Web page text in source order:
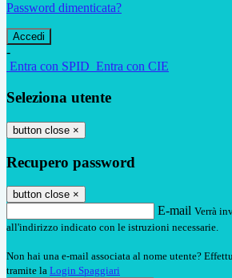
Password dimenticata?
-
Entra con SPID Entra con CIE
Seleziona utente
button close ×
Recupero password
button close ×
E-mail Verrà
all'indirizzo indicato con le istruzioni necessarie.
Non hai una e-mail associata al nome utente?
tramite la Login Spaggiari